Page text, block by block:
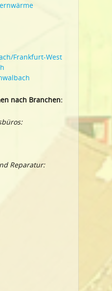
Frankfurt-West
nach Branchen:
Reparatur: